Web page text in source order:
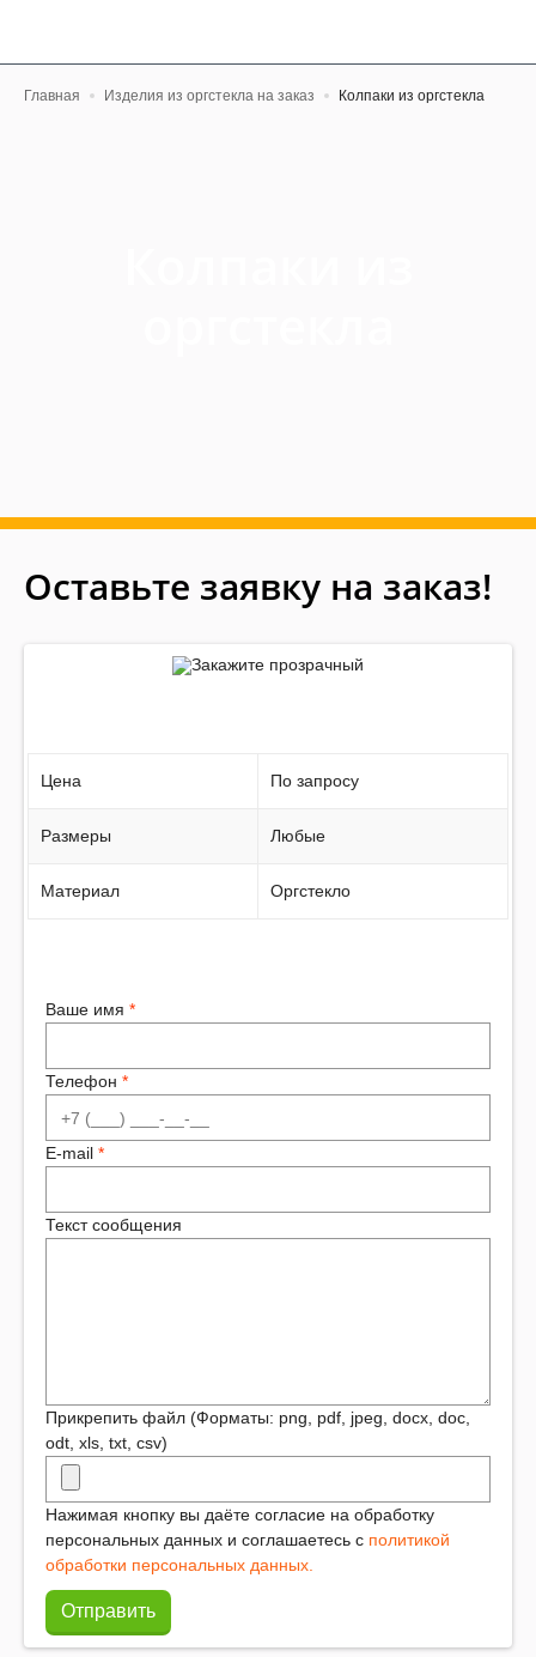
Главная Изделия из оргстекла на заказ Колпаки из оргстекла
Оставьте заявку на заказ!
Ваше имя
Телефон
E-mail
Текст сообщения
Прикрепить файл (Форматы: png, pdf, jpeg, docx, doc,
odt, xls, txt, csv)
Нажимая кнопку вы даёте согласие на обработку
персональных данных и соглашаетесь с политикой
обработки персональных данных.
Отправить
Цена По запросу
Размеры Любые
Материал Оргстекло